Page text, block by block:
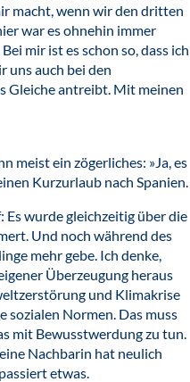
macht, wenn wir den dritten
war es ohnehin immer
mir ist es schon so, dass ich
uns auch bei den
Gleiche antreibt. Mit meinen
meist ein zögerliches: »Ja, es
Kurzurlaub nach Spanien.
wurde gleichzeitig über die
Und noch während des
mehr gebe. Ich denke,
Überzeugung heraus
und Klimakrise
sozialen Normen. Das muss
mit Bewusstwerdung zu tun.
Nachbarin hat neulich
etwas.